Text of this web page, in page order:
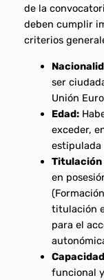
de la
deben cumplir
criterios
ser
Unión
Edad:
exceder,
estipulada
Titulación
en
titulación
para el
funcional